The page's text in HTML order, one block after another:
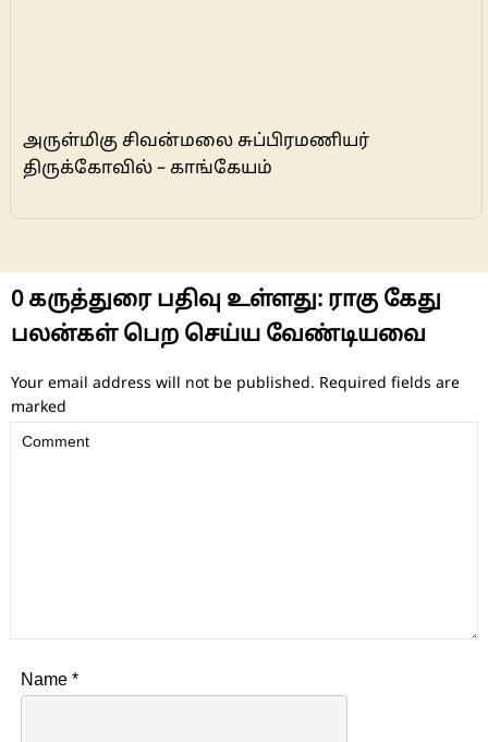
அருள்மிகு சிவன்மலை சுப்பிரமணியர்
திருக்கோவில் – காங்கேயம்
0கருத்துரை பதிவு உள்ளது: ராகு கேது
பலன்கள் பெற செய்ய வேண்டியவை
Your email address will not be published. Required fields are
marked
Name *